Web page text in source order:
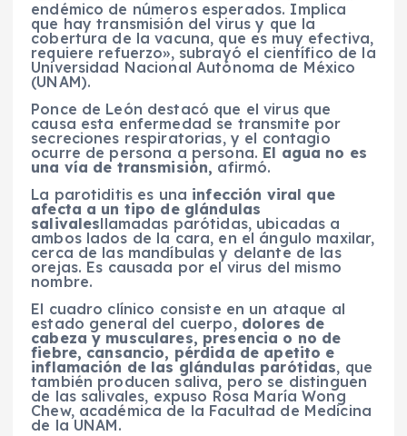
endémico de números esperados. Implica
que hay transmisión del virus y que la
cobertura de la vacuna, que es muy efectiva,
requiere refuerzo», subrayó el científico de la
Universidad Nacional Autónoma de México
(UNAM).
Ponce de León destacó que el virus que
causa esta enfermedad se transmite por
secreciones respiratorias, y el contagio
ocurre de persona a persona. El agua no es
una vía de transmisión, afirmó.
La parotiditis es una infección viral que
afecta a un tipo de glándulas
salivalesllamadas parótidas, ubicadas a
ambos lados de la cara, en el ángulo maxilar,
cerca de las mandíbulas y delante de las
orejas. Es causada por el virus del mismo
nombre.
El cuadro clínico consiste en un ataque al
estado general del cuerpo, dolores de
cabeza y musculares, presencia o no de
fiebre, cansancio, pérdida de apetito e
inflamación de las glándulas parótidas, que
también producen saliva, pero se distinguen
de las salivales, expuso Rosa María Wong
Chew, académica de la Facultad de Medicina
de la UNAM.